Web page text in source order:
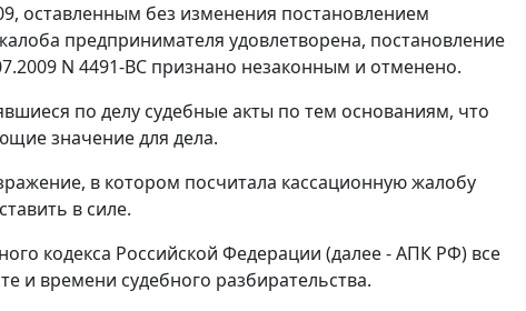
оставленным без изменения постановлением
предпринимателя удовлетворена, постановление
N 4491-ВС признано незаконным и отменено.
по делу судебные акты по тем основаниям, что
значение для дела.
в котором посчитала кассационную жалобу
в силе.
кодекса Российской Федерации (далее - АПК РФ) все
времени судебного разбирательства.